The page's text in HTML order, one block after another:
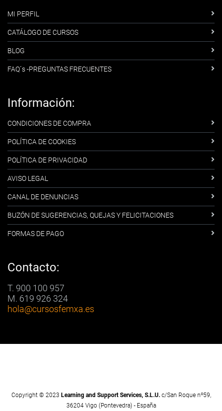
MI PERFIL
CATÁLOGO DE CURSOS
BLOG
FAQ´s -PREGUNTAS FRECUENTES
Información:
CONDICIONES DE COMPRA
POLÍTICA DE COOKIES
POLÍTICA DE PRIVACIDAD
AVISO LEGAL
CANAL DE DENUNCIAS
BUZÓN DE SUGERENCIAS, QUEJAS Y FELICITACIONES
FORMAS DE PAGO
Contacto:
T. 900 100 957
M. 619 926 324
hola@cursosfemxa.es
Copyright © 2023 Learning and Support Services, S.L.U.c/San Roque nº59,
36204 Vigo (Pontevedra) - España